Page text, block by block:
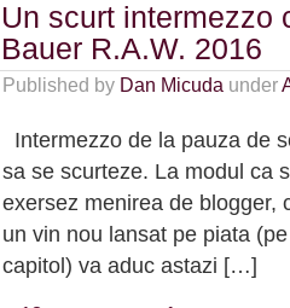
Un scurt
Bauer R.A.W. 2016
Published by Dan Micuda under
Intermezzo de la pauza de
sa se scurteze. La modul ca
exersez menirea de blogger,
un vin nou lansat pe piata
capitol) va aduc astazi […]